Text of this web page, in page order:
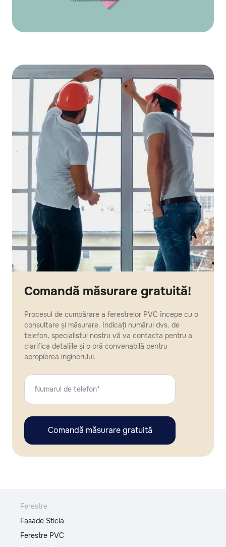
Comandă măsurare gratuită!
Procesul de cumpărare a ferestrelor PVC începe cu o
consultare și măsurare. Indicați numărul dvs. de
telefon, specialistul nostru vă va contacta pentru a
clarifica detaliile și o oră convenabilă pentru
apropierea inginerului.
Numarul de telefon*
Comandă măsurare gratuită
Ferestre
Fasade Sticla
Ferestre PVC